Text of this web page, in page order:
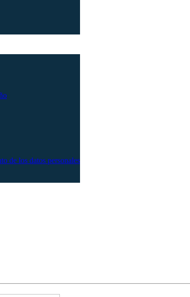
de los datos personales